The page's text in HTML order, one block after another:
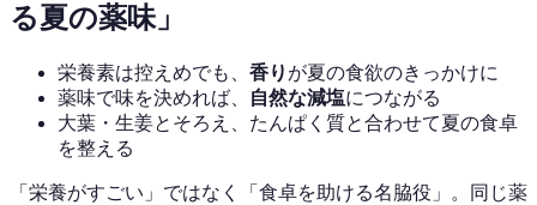
る夏の薬味」
栄養素は控えめでも、 香り が夏の食欲のきっかけに
薬味で味を決めれば、
自然な減塩につながる
大葉・生姜とそろえ、たんぱく質と合わせて夏の食卓
を整える
「栄養がすごい」ではなく「食卓を助ける名脇役」。同じ薬